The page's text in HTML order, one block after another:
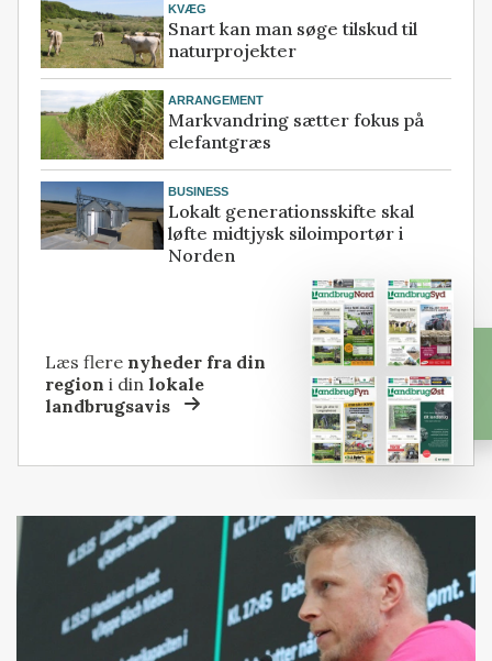
KVÆG
Snart kan man søge tilskud til
naturprojekter
ARRANGEMENT
Markvandring sætter fokus på
elefantgræs
BUSINESS
Lokalt generationsskifte skal
løfte midtjysk siloimportør i
Norden
Læs flere nyheder fra din
region i dinlokale
landbrugsavis